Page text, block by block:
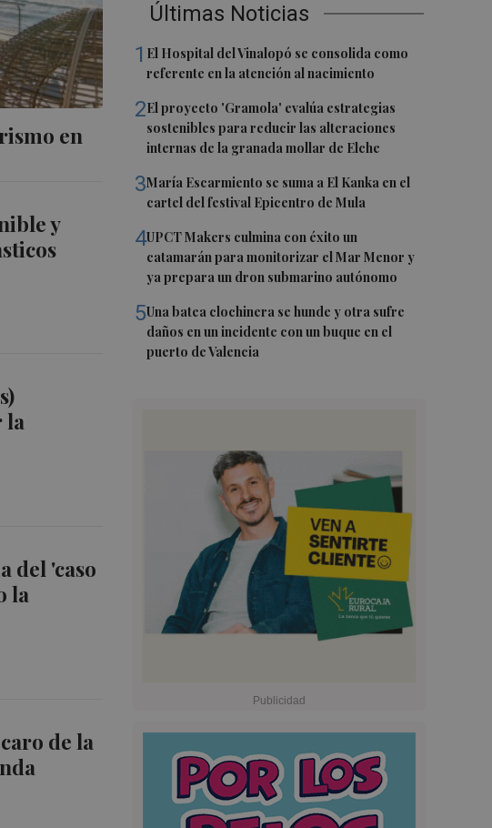
en
y
la
del 'caso
la
de la
Últimas Noticias
1 El Hospital del Vinalopó se consolida como
referente en la atención al nacimiento
2El proyecto 'Gramola' evalúa estrategias
sostenibles para reducir las alteraciones
internas de la granada mollar de Elche
3María Escarmiento se suma a El Kanka en el
cartel del festival Epicentro de Mula
4UPCT Makers culmina con éxito un
catamarán para monitorizar el Mar Menor y
ya prepara un dron submarino autónomo
5Una batea clochinera se hunde y otra sufre
daños en un incidente con un buque en el
puerto de Valencia